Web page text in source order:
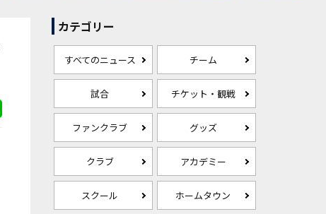
カテゴリー
すべてのニュース チーム
試合 チケット・観戦
ファンクラブ グッズ
クラブ アカデミー
スクール ホームタウン